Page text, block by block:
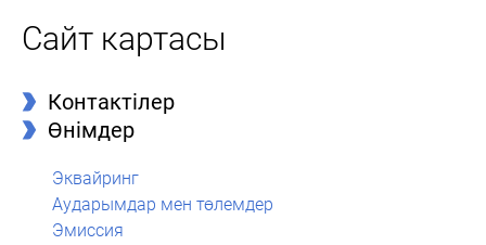
Сайт картасы
Контактілер
Өнімдер
Эквайринг
Аударымдар мен төлемдер
Эмиссия